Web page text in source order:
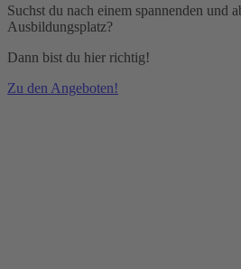
Suchst du nach einem spannenden und
Ausbildungsplatz?
Dann bist du hier richtig!
Zu den Angeboten!